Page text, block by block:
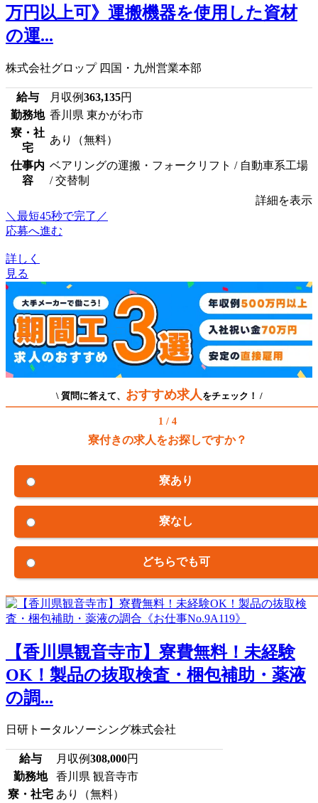
万円以上可》運搬機器を使用した資材
の運...
株式会社グロップ 四国・九州営業本部
給与 月収例363,135円
勤務地 香川県 東かがわ市
寮・社
宅
あり（無料）
仕事内
容
ベアリングの運搬・フォークリフト / 自動車系工場
/ 交替制
詳細を表示
＼最短45秒で完了／
応募へ進む
詳しく
見る
\ 質問に答えて、 おすすめ求人 をチェック！ /
1 / 4
寮付きの求人をお探しですか？
寮あり
寮なし
どちらでも可
【香川県観音寺市】寮費無料！未経験
OK！製品の抜取検査・梱包補助・薬液
の調...
日研トータルソーシング株式会社
給与 月収例308,000円
勤務地
香川県 観音寺市
寮・社宅 あり（無料）